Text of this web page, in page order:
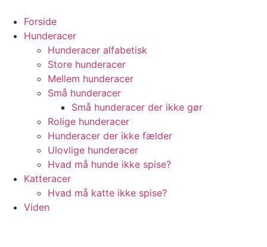
indhold
Forside
Hunderacer
Hunderacer alfabetisk
Store hunderacer
Mellem hunderacer
Små hunderacer
Små hunderacer der ikke gør
Rolige hunderacer
Hunderacer der ikke fælder
Ulovlige hunderacer
Hvad må hunde ikke spise?
Katteracer
Hvad må katte ikke spise?
Viden